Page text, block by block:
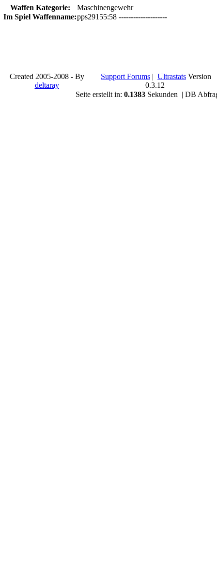
Waffen Kategorie:
Maschinengewehr
Im Spiel Waffenname:pps29155:58 --------------------
Created 2005-2008 - By
deltaray
Support Forums | Ultrastats Version
0.3.12
Seite erstellt in: 0.1383Sekunden | DB